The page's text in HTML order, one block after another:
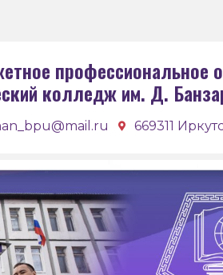
профессиональное
колледж им. Д.
669311